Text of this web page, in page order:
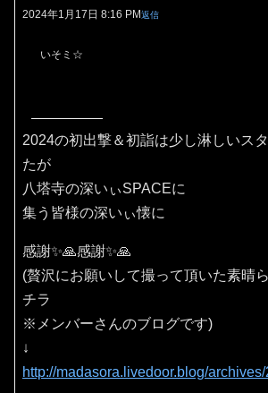
2024年1月17日 8:16 PM返信
いそミ☆
2024の初出撃＆初詣は少し淋しいス
たが
八塔寺の深いぃSPACEに
集う皆様の深いぃ懐に
感謝✨🙏感謝✨🙏
(贅沢にお願いして撮って頂いた素晴
チラ
※メンバーさんのブログです)
↓
http://madasora.livedoor.blog/